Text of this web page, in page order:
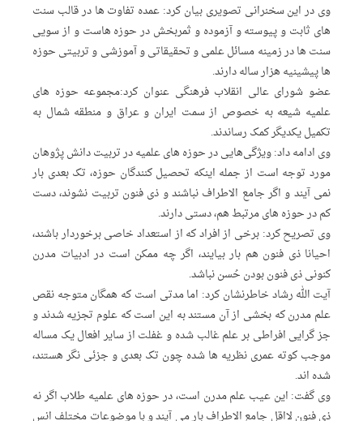
وی در این سخنرانی تصویری بیان کرد: عمده تفاوت ها در قالب سنت
های ثابت و پیوسته و آزموده و ثمربخش در حوزه هاست و از سویی
سنت ها در زمینه مسائل علمی و تحقیقاتی و آموزشی و تربیتی حوزه
ها پیشینیه هزار ساله دارند.
عضو شورای عالی انقلاب فرهنگی عنوان کرد:مجموعه حوزه های
علمیه شیعه به خصوص از سمت ایران و عراق و منطقه شمال به
تکمیل یکدیگر کمک رساندند.
وی ادامه داد: ویژگی‌هایی در حوزه های علمیه در تربیت دانش پژوهان
مورد توجه است از جمله اینکه تحصیل کنندگان حوزه، تک بعدی بار
نمی آیند و اگر جامع الاطراف نباشند و ذی فنون تربیت نشوند، دست
کم در حوزه های مرتبط هم، دستی دارند.
وی تصریح کرد: برخی از افراد که از استعداد خاصی برخوردار باشند،
احیانا ذی فنون هم بار بیایند، اگر چه ممکن است در ادبیات مدرن
کنونی ذی فنون بودن حُسن نباشد.
آیت الله رشاد خاطرنشان کرد: اما مدتی است که همگان متوجه نقص
علم مدرن که بخشی از آن مستند به این است که علوم تجزیه شدند و
جز گرایی افراطی بر علم غالب شده و غفلت از سایر افعال یک مساله
موجب کوته عمری نظریه ها شده چون تک بعدی و جزئی نگر هستند،
شده اند.
وی گفت: این عیب علم مدرن است، در حوزه های علمیه طلاب اگر نه
ذی فنون لااقل جامع الاطراف بار می آیند و با موضوعات مختلف انس